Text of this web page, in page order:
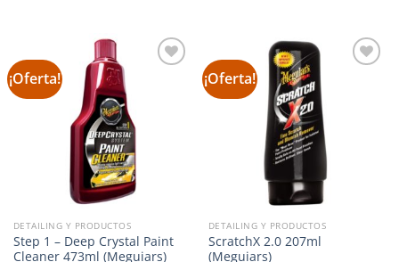
¡Oferta!
DETAILING Y PRODUCTOS
Step 1 – Deep Crystal Paint
Cleaner 473ml (Meguiars)
¡Oferta!
DETAILING Y PRODUCTOS
ScratchX 2.0 207ml
(Meguiars)